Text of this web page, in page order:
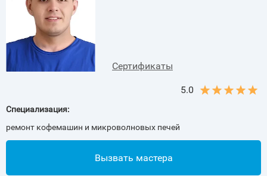
Сертификаты
5.0
Специализация:
ремонт кофемашин и микроволновых печей
Вызвать мастера